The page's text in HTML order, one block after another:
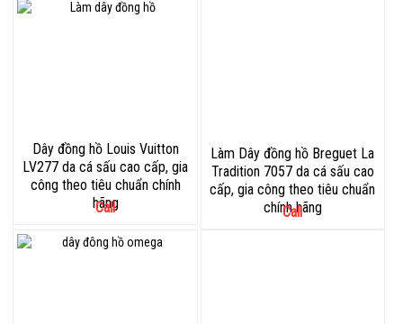
Dây đồng hồ Louis Vuitton
LV277 da cá sấu cao cấp, gia
công theo tiêu chuẩn chính
hãng
Call
Làm Dây đồng hồ Breguet La
Tradition 7057 da cá sấu cao
cấp, gia công theo tiêu chuẩn
chính hãng
Call